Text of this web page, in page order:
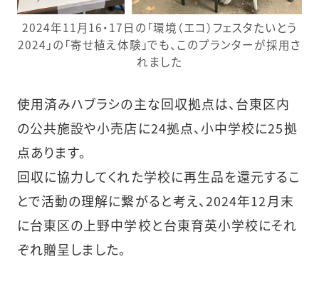
2024年11月16・17日の「環境（エコ）フェスタたいとう
2024」の「寄せ植え体験」でも、このプランターが採用さ
れました
使用済みハブラシの主な回収拠点は、台東区内
の公共施設や小売店に24拠点、小中学校に25拠
点あります。
回収に協力してくれた学校に再生品を還元するこ
とで活動の理解に繋がると考え、2024年12月末
に台東区の上野中学校と台東育英小学校にそれ
ぞれ贈呈しました。